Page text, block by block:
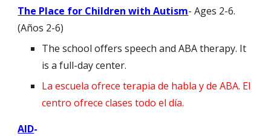
The Place for Children with Autism- Ages 2-6.
(Años 2-6)
The school offers speech and ABA therapy. It
is a full-day center.
La escuela ofrece terapia de habla y de ABA. El
centro ofrece clases todo el día.
AID-